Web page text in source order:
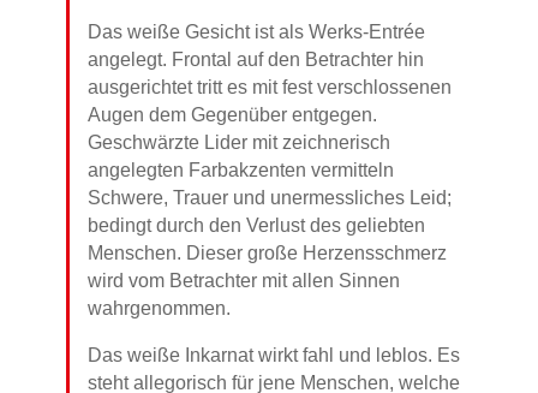
Das weiße Gesicht ist als Werks-Entrée
angelegt. Frontal auf den Betrachter hin
ausgerichtet tritt es mit fest verschlossenen
Augen dem Gegenüber entgegen.
Geschwärzte Lider mit zeichnerisch
angelegten Farbakzenten vermitteln
Schwere, Trauer und unermessliches Leid;
bedingt durch den Verlust des geliebten
Menschen. Dieser große Herzensschmerz
wird vom Betrachter mit allen Sinnen
wahrgenommen.
Das weiße Inkarnat wirkt fahl und leblos. Es
steht allegorisch für jene Menschen, welche